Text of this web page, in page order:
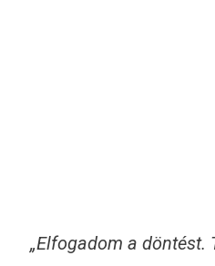
„Elfogadom a döntést.